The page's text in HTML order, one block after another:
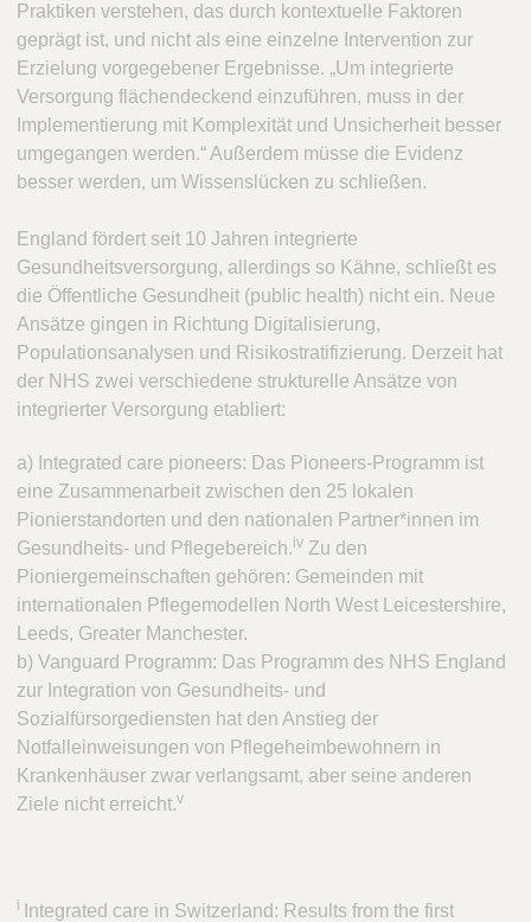
Praktiken verstehen, das durch kontextuelle Faktoren
geprägt ist, und nicht als eine einzelne Intervention zur
Erzielung vorgegebener Ergebnisse. „Um integrierte
Versorgung flächendeckend einzuführen, muss in der
Implementierung mit Komplexität und Unsicherheit besser
umgegangen werden.“ Außerdem müsse die Evidenz
besser werden, um Wissenslücken zu schließen.
England fördert seit 10 Jahren integrierte
Gesundheitsversorgung, allerdings so Kähne, schließt es
die Öffentliche Gesundheit (public health) nicht ein. Neue
Ansätze gingen in Richtung Digitalisierung,
Populationsanalysen und Risikostratifizierung. Derzeit hat
der NHS zwei verschiedene strukturelle Ansätze von
integrierter Versorgung etabliert:
a) Integrated care pioneers: Das Pioneers-Programm ist
eine Zusammenarbeit zwischen den 25 lokalen
Pionierstandorten und den nationalen Partner*innen im
Gesundheits- und Pflegebereich.iv Zu den
Pioniergemeinschaften gehören: Gemeinden mit
internationalen Pflegemodellen North West Leicestershire,
Leeds, Greater Manchester.
b) Vanguard Programm: Das Programm des NHS England
zur Integration von Gesundheits- und
Sozialfürsorgediensten hat den Anstieg der
Notfalleinweisungen von Pflegeheimbewohnern in
Krankenhäuser zwar verlangsamt, aber seine anderen
Ziele nicht erreicht.v
i
Integrated care in Switzerland: Results from the first